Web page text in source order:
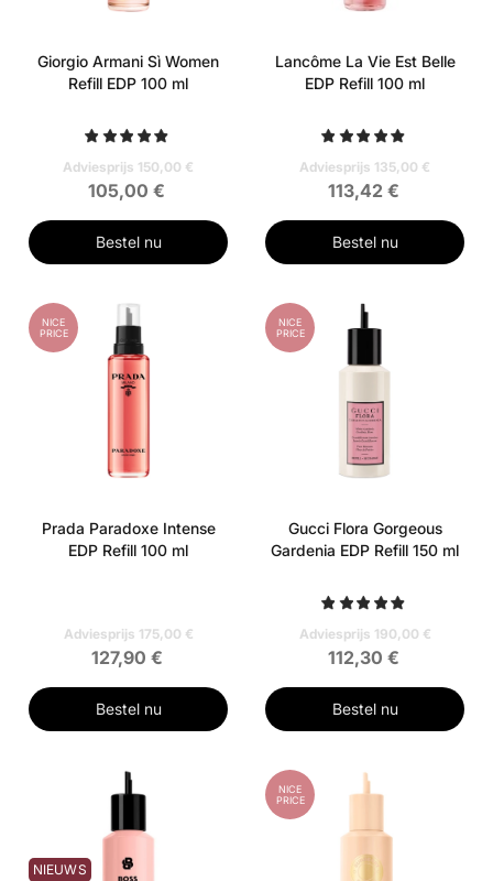
Giorgio Armani Sì Women
Refill EDP 100 ml
Adviesprijs 150,00 €
105,00 €
Bestel nu
Lancôme La Vie Est Belle
EDP Refill 100 ml
Adviesprijs 135,00 €
113,42 €
Bestel nu
NICE
PRICE
Prada Paradoxe Intense
EDP Refill 100 ml
Adviesprijs 175,00 €
127,90 €
Bestel nu
NICE
PRICE
Gucci Flora Gorgeous
Gardenia EDP Refill 150 ml
Adviesprijs 190,00 €
112,30 €
Bestel nu
NIEUWS
NICE
PRICE